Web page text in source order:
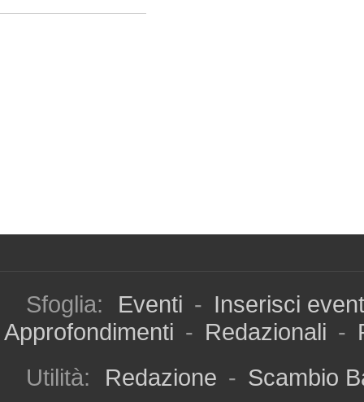
Sfoglia: Eventi - Inserisci
Approfondimenti - Redazionali -
Utilità:
Redazione - Scambio